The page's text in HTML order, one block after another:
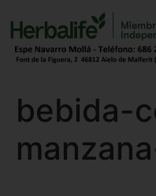
bebida-